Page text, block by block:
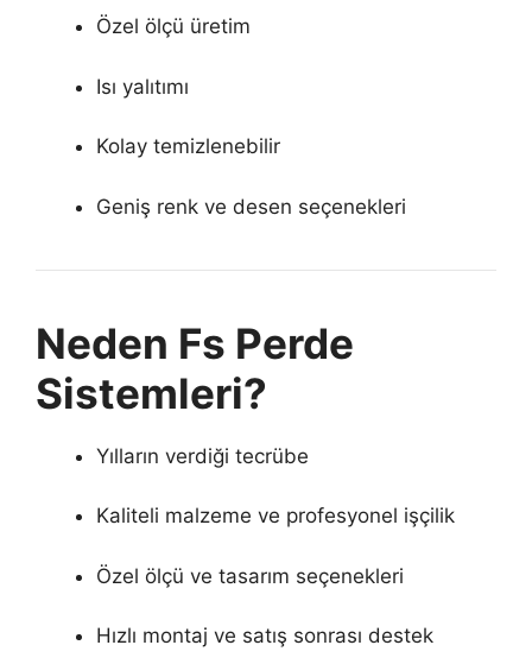
Özel ölçü üretim
Isı yalıtımı
Kolay temizlenebilir
Geniş renk ve desen seçenekleri
Neden Fs Perde
Sistemleri?
Yılların verdiği tecrübe
Kaliteli malzeme ve profesyonel işçilik
Özel ölçü ve tasarım seçenekleri
Hızlı montaj ve satış sonrası destek